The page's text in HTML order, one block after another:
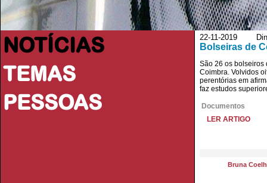
NOTÍCIAS
TEMAS
PESSOAS
22-11-2019
Bolseiras de
São 26 os bolseiros
Coimbra. Volvidos
perentórias em
faz estudos
Documentos
LER ARTIGO
Bruna